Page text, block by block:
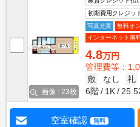
画像 : 23枚
初期費用クレジッ
写真充実
無料オ
インターネット無
4.8万円
管理費等：
敷
なし 礼
6階
1K
空室確認 無料